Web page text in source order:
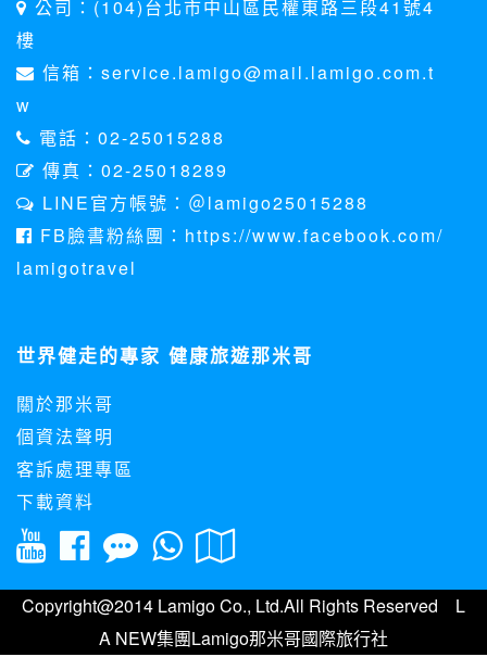
將此項記錄和您對應。請您注意，在本網站網刊登廣告之廠
保護政策，其資料處理措施不適用本網站隱私權保護政策，本
或電子郵件給您。本公司除了在該資料或電子郵件上註明是由
本公司發送，也會在該資料或電子郵件上提供您能隨時停止接
收這些資料或電子郵件的方法及說明。
資料使用:
本公司不會向任何人出售或出借您的個人識別資料。
在以下情況下， 本公司會向其他人士或公司提供您的個人識別
南。
帳號資料。若您有相關法律上問題需查閱他人資料時，請務必
向警政單位提出告訴，我們將全力配合警政單位調查並提供所
有相關資料，以協助調查及破案！
自我保護措施:
請妥善保管您在本公司及相關企業伙伴網站的帳號、密碼或個
人資料，不要將任何資料、密碼提供給任何人。並在您使用完
本公司相關企業伙伴網站所提供的服務後，務必記得登出帳戶
倘若您發現有任何非經授權的第三者使用您的帳號進行任何詢
問或訂購時，請立即通知本站。
公司：(104)台北市中山區民權東路三段41號4
樓
信箱：service.lamigo@mail.lamigo.com.t
w
電話：02-25015288
傳真：02-25018289
LINE官方帳號：＠lamigo25015288
FB臉書粉絲團：https://www.facebook.com/
lamigotravel
世界健走的專家 健康旅遊那米哥
關於那米哥
個資法聲明
客訴處理專區
下載資料
Copyright@2014 Lamigo Co., Ltd.All Rights Reserved L
A NEW集團Lamigo那米哥國際旅行社